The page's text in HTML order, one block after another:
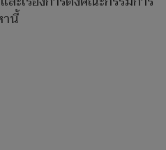
นี้